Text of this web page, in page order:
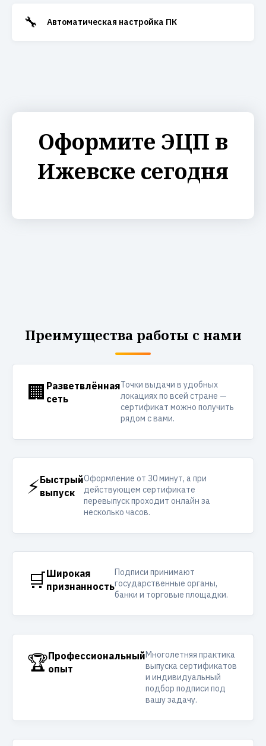
🔧 Автоматическая настройка ПК
Оформите ЭЦП в
Ижевске сегодня
Преимущества работы с нами
🏢 Разветвлённая
сеть
Точки выдачи в удобных
локациях по всей стране —
сертификат можно получить
рядом с вами.
⚡Быстрый
выпуск
Оформление от 30 минут, а при
действующем сертификате
перевыпуск проходит онлайн за
несколько часов.
🛒Широкая
признанность
Подписи принимают
государственные органы,
банки и торговые площадки.
🏆Профессиональный
опыт
Многолетняя практика
выпуска сертификатов
и индивидуальный
подбор подписи под
вашу задачу.